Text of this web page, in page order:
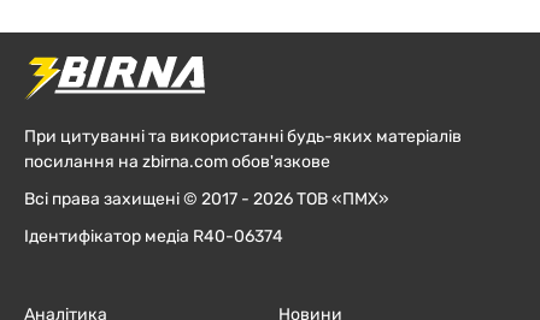
При цитуванні та використанні будь-яких матеріалів
посилання на zbirna.com обов'язкове
Всі права захищені © 2017 - 2026 ТОВ «ПМХ»
Ідентифікатор медіа R40-06374
Аналітика
Новини